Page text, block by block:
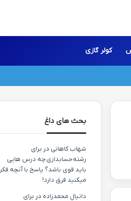
کولر گازی
بحث های داغ
شهاب کاهانی در برای
رشته حسابداری چه درس هایی
باید قوی باشد؟ پاسخ با آنچه فکر
میکنید فرق دارد!
دانیال محمدزاده در برای